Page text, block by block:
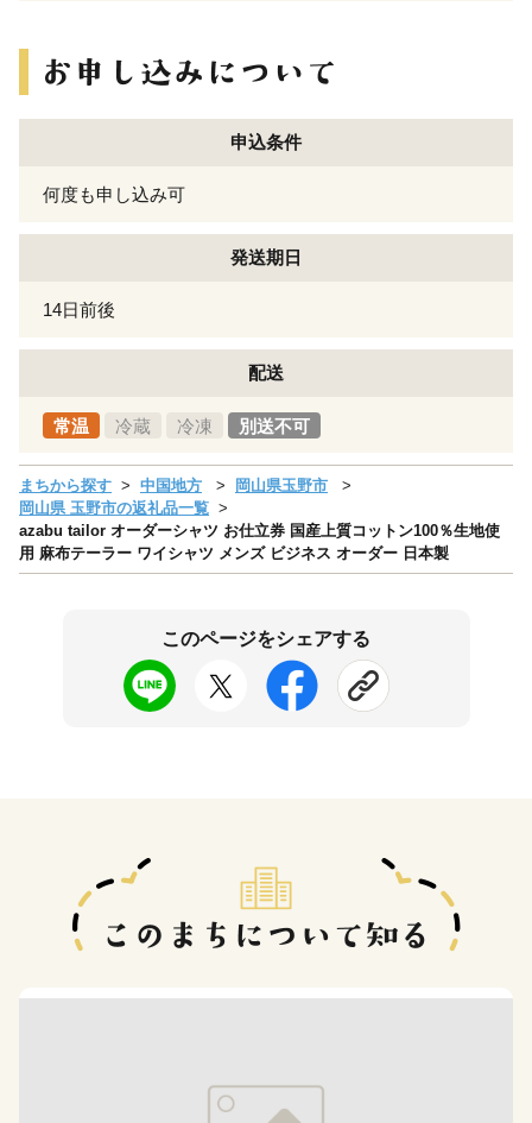
申込条件
何度も申し込み可
発送期日
14日前後
配送
常温 冷蔵 冷凍 別送不可
まちから探す 中国地方
岡山県玉野市
岡山県 玉野市の返礼品一覧
azabu tailor オーダーシャツ お仕立券 国産上質コットン100％生地使
用 麻布テーラー ワイシャツ メンズ ビジネス オーダー 日本製
このページをシェアする